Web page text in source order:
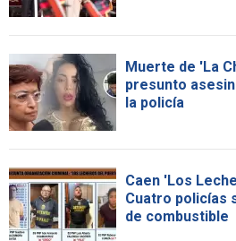
Muerte de 'La
presunto
la policía
Caen 'Los
Cuatro policías
de combustible